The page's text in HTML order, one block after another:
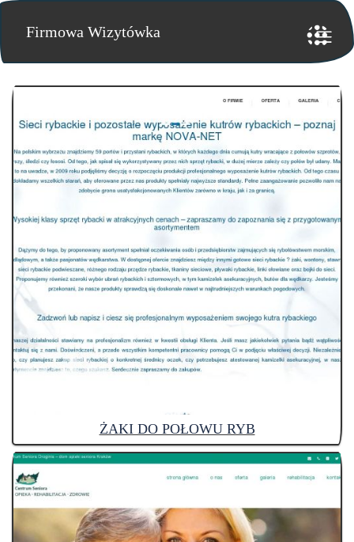
Firmowa Wizytówka
ŻAKI DO POŁOWU RYB